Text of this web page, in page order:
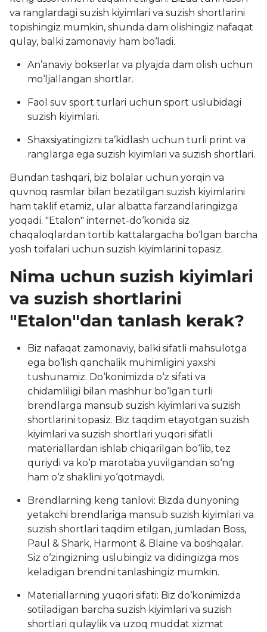
va ranglardagi suzish kiyimlari va suzish shortlarini
topishingiz mumkin, shunda dam olishingiz nafaqat
qulay, balki zamonaviy ham bo‘ladi.
An’anaviy bokserlar va plyajda dam olish uchun
mo‘ljallangan shortlar.
Faol suv sport turlari uchun sport uslubidagi
suzish kiyimlari.
Shaxsiyatingizni ta’kidlash uchun turli print va
ranglarga ega suzish kiyimlari va suzish shortlari.
Bundan tashqari, biz bolalar uchun yorqin va
quvnoq rasmlar bilan bezatilgan suzish kiyimlarini
ham taklif etamiz, ular albatta farzandlaringizga
yoqadi. "Etalon" internet-do‘konida siz
chaqaloqlardan tortib kattalargacha bo‘lgan barcha
yosh toifalari uchun suzish kiyimlarini topasiz.
Nima uchun suzish kiyimlari
va suzish shortlarini
"Etalon"dan tanlash kerak?
Biz nafaqat zamonaviy, balki sifatli mahsulotga
ega bo‘lish qanchalik muhimligini yaxshi
tushunamiz. Do‘konimizda o‘z sifati va
chidamliligi bilan mashhur bo‘lgan turli
brendlarga mansub suzish kiyimlari va suzish
shortlarini topasiz. Biz taqdim etayotgan suzish
kiyimlari va suzish shortlari yuqori sifatli
materiallardan ishlab chiqarilgan bo‘lib, tez
quriydi va ko‘p marotaba yuvilgandan so‘ng
ham o‘z shaklini yo‘qotmaydi.
Brendlarning keng tanlovi: Bizda dunyoning
yetakchi brendlariga mansub suzish kiyimlari va
suzish shortlari taqdim etilgan, jumladan Boss,
Paul & Shark, Harmont & Blaine va boshqalar.
Siz o‘zingizning uslubingiz va didingizga mos
keladigan brendni tanlashingiz mumkin.
Materiallarning yuqori sifati: Biz do‘konimizda
sotiladigan barcha suzish kiyimlari va suzish
shortlari qulaylik va uzoq muddat xizmat